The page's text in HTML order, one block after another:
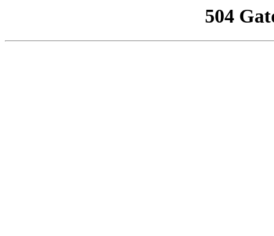
504